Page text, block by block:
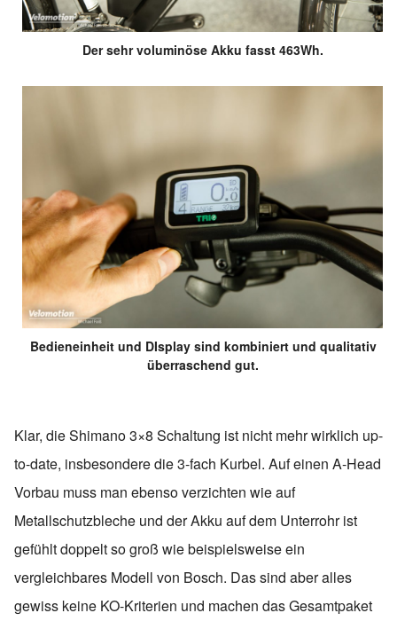
Der sehr voluminöse Akku fasst 463Wh.
Bedieneinheit und DIsplay sind kombiniert und qualitativ
überraschend gut.
Klar, die Shimano 3×8 Schaltung ist nicht mehr wirklich up-
to-date, insbesondere die 3-fach Kurbel. Auf einen A-Head
Vorbau muss man ebenso verzichten wie auf
Metallschutzbleche und der Akku auf dem Unterrohr ist
gefühlt doppelt so groß wie beispielsweise ein
vergleichbares Modell von Bosch. Das sind aber alles
gewiss keine KO-Kriterien und machen das Gesamtpaket